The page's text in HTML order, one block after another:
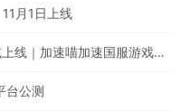
月1日上线
模拟生存手游《桃源记》今日正式上线｜加速喵加速国服游戏全网最快
台公测